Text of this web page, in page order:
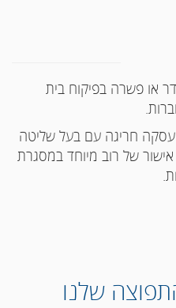
או פשרה בפיקוח בית
עסקה חריגה עם בעל שליטה
של רוב מיוחד במסגרת
שלנו